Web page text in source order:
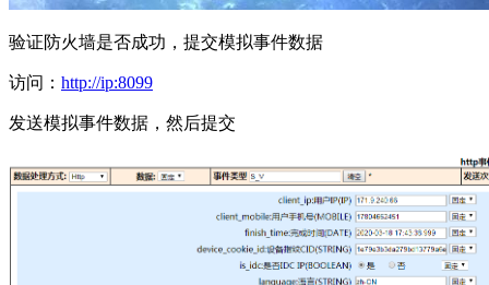
验证防火墙是否成功，提交模拟事件数据
访问： http://ip:8099
发送模拟事件数据，然后提交